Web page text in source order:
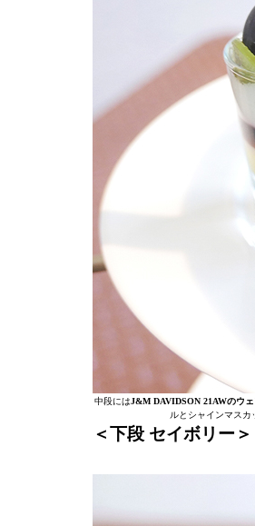
中段にはJ&M DAVIDSON 21AWのウ
ルとシャインマスカ
＜下段 セイボリー＞